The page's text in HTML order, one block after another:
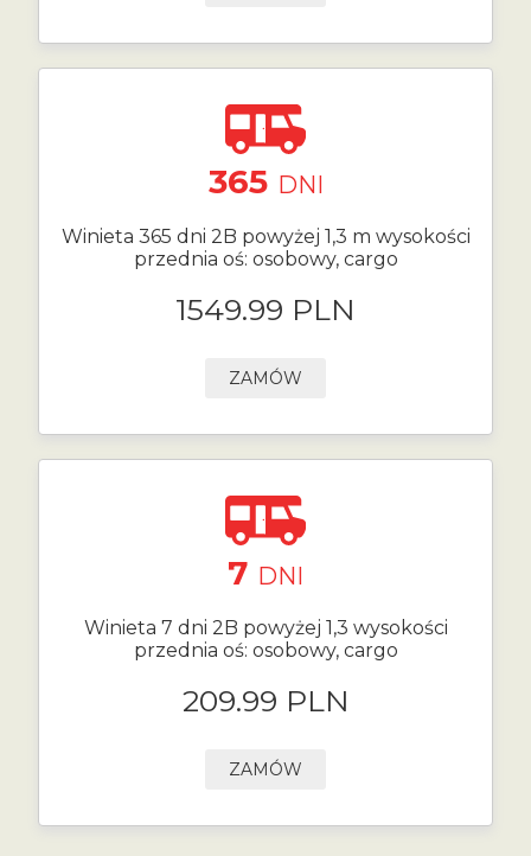
365 DNI
Winieta 365 dni 2B powyżej 1,3 m wysokości
przednia oś: osobowy, cargo
1549.99 PLN
ZAMÓW
7 DNI
Winieta 7 dni 2B powyżej 1,3 wysokości
przednia oś: osobowy, cargo
209.99 PLN
ZAMÓW